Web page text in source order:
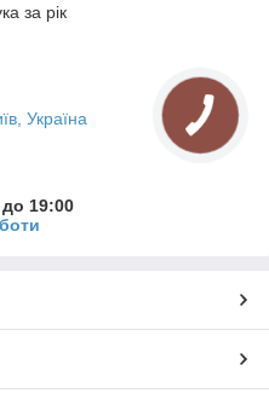
за рік
Україна
19:00